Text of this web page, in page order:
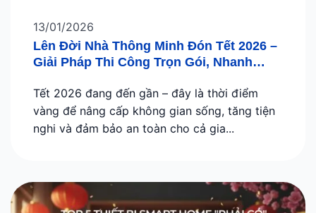
Lên Đời Nhà Thông Minh Đón Tết 2026 –
Giải Pháp Thi Công Trọn Gói, Nhanh
13/01/2026
Tết 2026 đang đến gần – đây là thời điểm
vàng để nâng cấp không gian sống, tăng tiện
nghi và đảm bảo an toàn cho cả gia...